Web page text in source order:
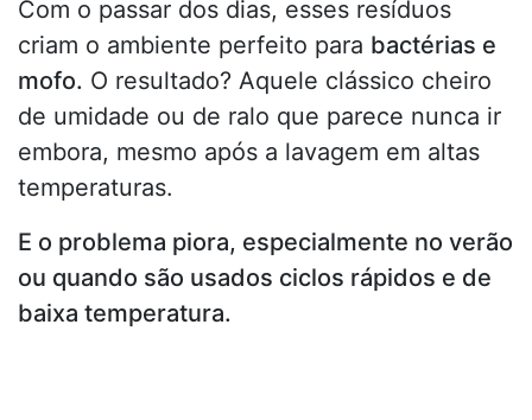
Com o passar dos dias, esses resíduos
criam o ambiente perfeito para bactérias e
mofo. O resultado? Aquele clássico cheiro
de umidade ou de ralo que parece nunca ir
embora, mesmo após a lavagem em altas
temperaturas.
E o problema piora, especialmente no verão
ou quando são usados ciclos rápidos e de
baixa temperatura.